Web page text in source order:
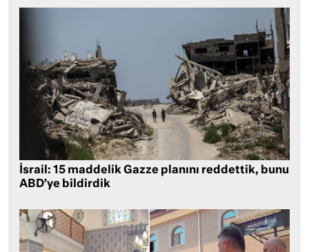
İsrail: 15 maddelik Gazze planını reddettik, bunu
ABD’ye bildirdik